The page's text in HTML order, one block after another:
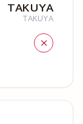
TAKUYA
TAKUYA
×